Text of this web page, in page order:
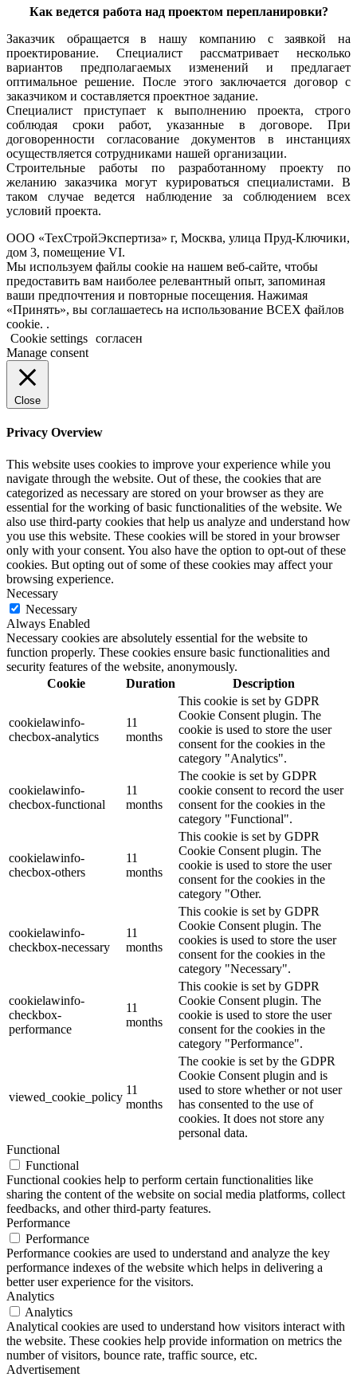
Как ведется работа над проектом перепланировки?
Заказчик обращается в нашу компанию с заявкой на
проектирование. Специалист рассматривает несколько
вариантов предполагаемых изменений и предлагает
оптимальное решение. После этого заключается договор с
заказчиком и составляется проектное задание.
Специалист приступает к выполнению проекта, строго
соблюдая сроки работ, указанные в договоре. При
договоренности согласование документов в инстанциях
осуществляется сотрудниками нашей организации.
Строительные работы по разработанному проекту по
желанию заказчика могут курироваться специалистами. В
таком случае ведется наблюдение за соблюдением всех
условий проекта.
ООО «ТехСтройЭкспертиза» г, Москва, улица Пруд-Ключики,
дом 3, помещение VI.
Мы используем файлы cookie на нашем веб-сайте, чтобы
предоставить вам наиболее релевантный опыт, запоминая
ваши предпочтения и повторные посещения. Нажимая
«Принять», вы соглашаетесь на использование ВСЕХ файлов
cookie. .
Cookie settings согласен
Manage consent
Close
Privacy Overview
This website uses cookies to improve your experience while you
navigate through the website. Out of these, the cookies that are
categorized as necessary are stored on your browser as they are
essential for the working of basic functionalities of the website. We
also use third-party cookies that help us analyze and understand how
you use this website. These cookies will be stored in your browser
only with your consent. You also have the option to opt-out of these
cookies. But opting out of some of these cookies may affect your
browsing experience.
Necessary
Necessary
Always Enabled
Necessary cookies are absolutely essential for the website to
function properly. These cookies ensure basic functionalities and
security features of the website, anonymously.
Cookie
Duration Description
cookielawinfo-
checbox-analytics
11
months
This cookie is set by GDPR
Cookie Consent plugin. The
cookie is used to store the user
consent for the cookies in the
category "Analytics".
cookielawinfo-
checbox-functional
11
months
The cookie is set by GDPR
cookie consent to record the user
consent for the cookies in the
category "Functional".
cookielawinfo-
checbox-others
11
months
This cookie is set by GDPR
Cookie Consent plugin. The
cookie is used to store the user
consent for the cookies in the
category "Other.
cookielawinfo-
checkbox-necessary
11
months
This cookie is set by GDPR
Cookie Consent plugin. The
cookies is used to store the user
consent for the cookies in the
category "Necessary".
cookielawinfo-
checkbox-
performance
11
months
This cookie is set by GDPR
Cookie Consent plugin. The
cookie is used to store the user
consent for the cookies in the
category "Performance".
viewed_cookie_policy
11
months
The cookie is set by the GDPR
Cookie Consent plugin and is
used to store whether or not user
has consented to the use of
cookies. It does not store any
personal data.
Functional
Functional
Functional cookies help to perform certain functionalities like
sharing the content of the website on social media platforms, collect
feedbacks, and other third-party features.
Performance
Performance
Performance cookies are used to understand and analyze the key
performance indexes of the website which helps in delivering a
better user experience for the visitors.
Analytics
Analytics
Analytical cookies are used to understand how visitors interact with
the website. These cookies help provide information on metrics the
number of visitors, bounce rate, traffic source, etc.
Advertisement